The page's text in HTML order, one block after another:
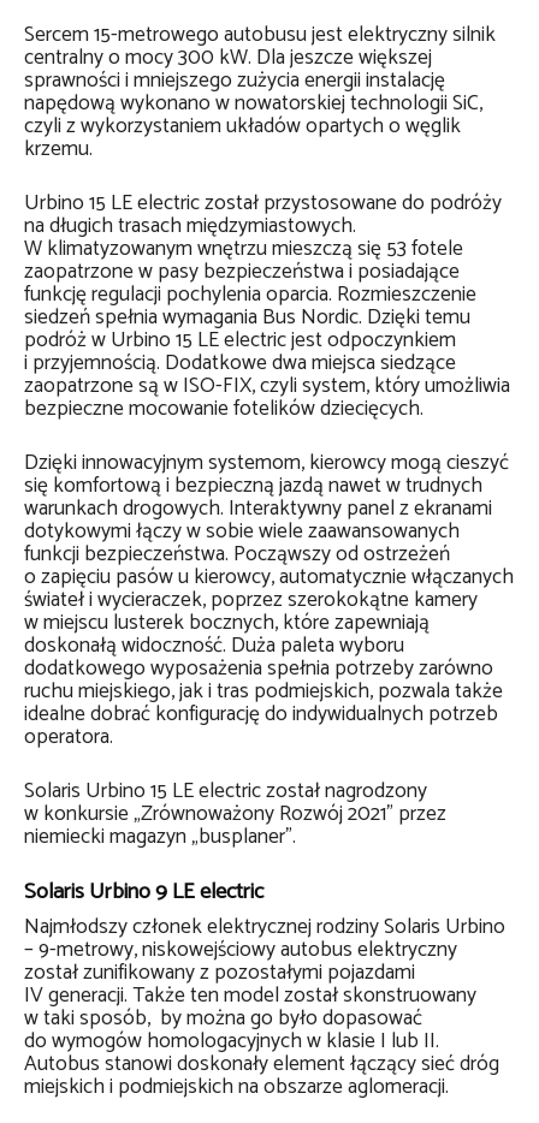
Sercem 15-metrowego autobusu jest elektryczny silnik
centralny o mocy 300 kW. Dla jeszcze większej
sprawności i mniejszego zużycia energii instalację
napędową wykonano w nowatorskiej technologii SiC,
czyli z wykorzystaniem układów opartych o węglik
krzemu.
Urbino 15 LE electric został przystosowane do podróży
na długich trasach międzymiastowych.
W klimatyzowanym wnętrzu mieszczą się 53 fotele
zaopatrzone w pasy bezpieczeństwa i posiadające
funkcję regulacji pochylenia oparcia. Rozmieszczenie
siedzeń spełnia wymagania Bus Nordic. Dzięki temu
podróż w Urbino 15 LE electric jest odpoczynkiem
i przyjemnością. Dodatkowe dwa miejsca siedzące
zaopatrzone są w ISO-FIX, czyli system, który umożliwia
bezpieczne mocowanie fotelików dziecięcych.
Dzięki innowacyjnym systemom, kierowcy mogą cieszyć
się komfortową i bezpieczną jazdą nawet w trudnych
warunkach drogowych. Interaktywny panel z ekranami
dotykowymi łączy w sobie wiele zaawansowanych
funkcji bezpieczeństwa. Począwszy od ostrzeżeń
o zapięciu pasów u kierowcy, automatycznie włączanych
świateł i wycieraczek, poprzez szerokokątne kamery
w miejscu lusterek bocznych, które zapewniają
doskonałą widoczność. Duża paleta wyboru
dodatkowego wyposażenia spełnia potrzeby zarówno
ruchu miejskiego, jak i tras podmiejskich, pozwala także
idealne dobrać konfigurację do indywidualnych potrzeb
operatora.
Solaris Urbino 15 LE electric został nagrodzony
w konkursie „Zrównoważony Rozwój 2021” przez
niemiecki magazyn „busplaner”.
Solaris Urbino 9 LE electric
Najmłodszy członek elektrycznej rodziny Solaris Urbino
– 9-metrowy, niskowejściowy autobus elektryczny
został zunifikowany z pozostałymi pojazdami
IV generacji. Także ten model został skonstruowany
w taki sposób, by można go było dopasować
do wymogów homologacyjnych w klasie I lub II.
Autobus stanowi doskonały element łączący sieć dróg
miejskich i podmiejskich na obszarze aglomeracji.